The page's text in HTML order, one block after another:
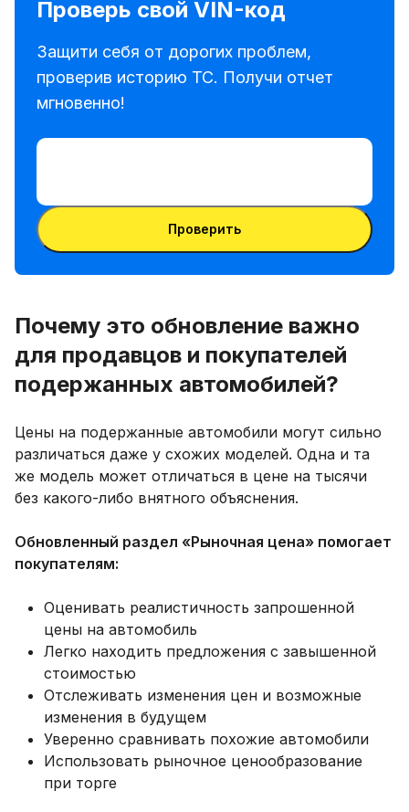
Проверь свой VIN-код
Защити себя от дорогих проблем,
проверив историю ТС. Получи отчет
мгновенно!
Ввести VIN-код
Ввести VIN-код
Проверить
Почему это обновление важно
для продавцов и покупателей
подержанных автомобилей?
Цены на подержанные автомобили могут сильно
различаться даже у схожих моделей. Одна и та
же модель может отличаться в цене на тысячи
без какого-либо внятного объяснения.
Обновленный раздел «Рыночная цена» помогает
покупателям:
Оценивать реалистичность запрошенной
цены на автомобиль
Легко находить предложения с завышенной
стоимостью
Отслеживать изменения цен и возможные
изменения в будущем
Уверенно сравнивать похожие автомобили
Использовать рыночное ценообразование
при торге